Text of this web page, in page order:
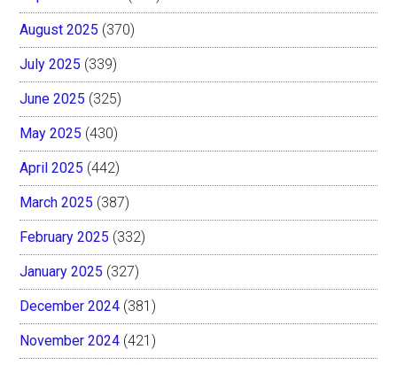
August 2025 (370)
July 2025 (339)
June 2025 (325)
May 2025 (430)
April 2025 (442)
March 2025 (387)
February 2025 (332)
January 2025 (327)
December 2024 (381)
November 2024 (421)